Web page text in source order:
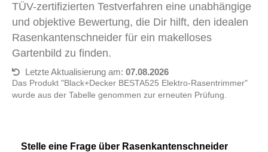
TÜV-zertifizierten Testverfahren eine unabhängige
und objektive Bewertung, die Dir hilft, den idealen
Rasenkantenschneider für ein makelloses
Gartenbild zu finden.
Letzte Aktualisierung am: 07.08.2026
Das Produkt "Black+Decker BESTA525 Elektro-Rasentrimmer"
wurde aus der Tabelle genommen zur erneuten Prüfung.
Stelle eine Frage über Rasenkantenschneider